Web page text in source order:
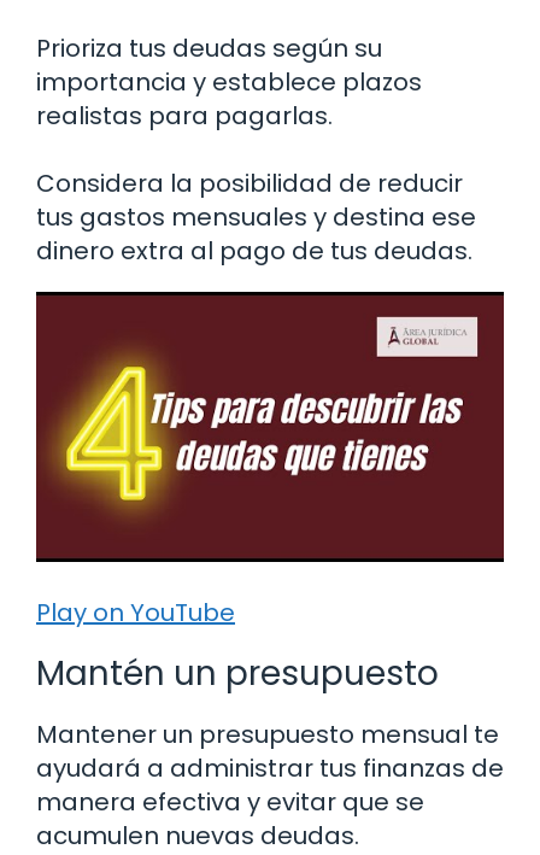
Prioriza tus deudas según su
importancia y establece plazos
realistas para pagarlas.
Considera la posibilidad de reducir
tus gastos mensuales y destina ese
dinero extra al pago de tus deudas.
Play on YouTube
Mantén un presupuesto
Mantener un presupuesto mensual te
ayudará a administrar tus finanzas de
manera efectiva y evitar que se
acumulen nuevas deudas.